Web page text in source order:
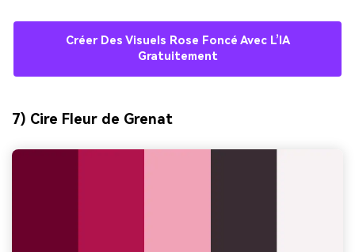
Créer Des Visuels Rose Foncé Avec L’IA
Gratuitement
7) Cire Fleur de Grenat